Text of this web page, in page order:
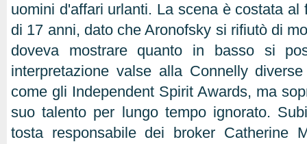
uomini d'affari urlanti. La scena è costata
di 17 anni, dato che Aronofsky si rifiutò di
doveva mostrare quanto in basso si
interpretazione valse alla Connelly
come gli Independent Spirit Awards, ma
suo talento per lungo tempo ignorato.
tosta responsabile dei broker Catherine